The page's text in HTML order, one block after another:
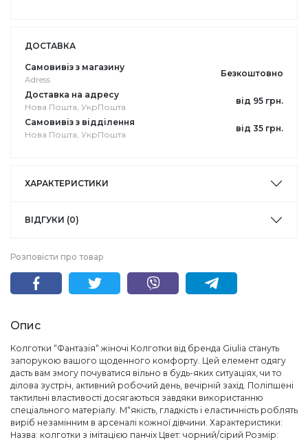
ДОСТАВКА
Самовивіз з магазину
Adress
Безкоштовно
Доставка на адресу
Нова Пошта, УкрПошта
від 95 грн.
Самовивіз з відділення
Нова Пошта, УкрПошта
від 35 грн.
ХАРАКТЕРИСТИКИ
ВІДГУКИ (0)
Розповісти про товар
Опис
Колготки “Фантазія“ жіночі Колготки від бренда Giulia стануть
запорукою вашого щоденного комфорту. Цей елемент одягу
дасть вам змогу почуватися вільно в будь-яких ситуаціях, чи то
ділова зустріч, активний робочий день, вечірній захід. Поліпшені
тактильні властивості досягаються завдяки використанню
спеціального матеріалу. М“якість, гладкість і еластичність роблять
виріб незамінним в арсеналі кожної дівчини. Характеристики:
Назва: колготки з імітацією панчіх Цвет: чорний/сірий Розмір: